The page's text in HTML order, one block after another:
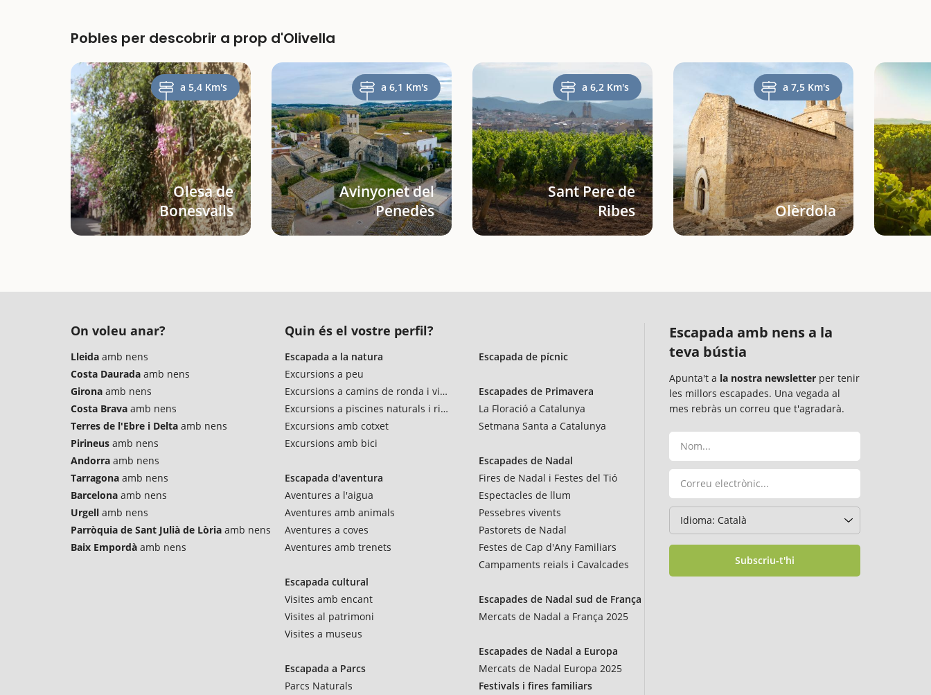
Pobles per descobrir a prop d'Olivella
a 5,4 Km's
Olesa de
Bonesvalls
a 6,1 Km's
Avinyonet del
Penedès
a 6,2 Km's
Sant Pere de
Ribes
a 7,5 Km's
Olèrdola
On voleu anar?
Lleida amb nens
Costa Daurada amb nens
Girona amb nens
Costa Brava amb nens
Terres de l'Ebre i Delta amb nens
Pirineus amb nens
Andorra amb nens
Tarragona amb nens
Barcelona amb nens
Urgell amb nens
Parròquia de Sant Julià de Lòria amb nens
Baix Empordà amb nens
Quin és el vostre perfil?
Escapada a la natura
Excursions a peu
Excursions a camins de ronda i vies verdes
Excursions a piscines naturals i rius
Excursions amb cotxet
Excursions amb bici
Escapada d'aventura
Aventures a l'aigua
Aventures amb animals
Aventures a coves
Aventures amb trenets
Escapada cultural
Visites amb encant
Visites al patrimoni
Visites a museus
Escapada a Parcs
Parcs Naturals
Escapada de pícnic
Escapades de Primavera
La Floració a Catalunya
Setmana Santa a Catalunya
Escapades de Nadal
Fires de Nadal i Festes del Tió
Espectacles de llum
Pessebres vivents
Pastorets de Nadal
Festes de Cap d'Any Familiars
Campaments reials i Cavalcades
Escapades de Nadal sud de França
Mercats de Nadal a França 2025
Escapades de Nadal a Europa
Mercats de Nadal Europa 2025
Festivals i fires familiars
Escapada amb nens a la
teva bústia
Apunta't a la nostra newsletter per tenir
les millors escapades. Una vegada al
mes rebràs un correu que t'agradarà.
Subscriu-t'hi